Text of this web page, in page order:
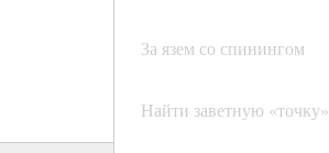
За язем со спинингом
Найти заветную «точку»